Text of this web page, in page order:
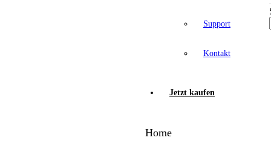
Support
Kontakt
Jetzt kaufen
Home